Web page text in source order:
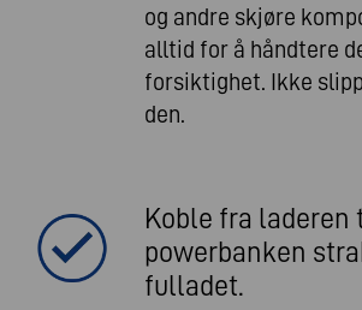
og andre skjøre
alltid for å håndtere
forsiktighet. Ikke
den.
Koble fra laderen
powerbanken
fulladet.